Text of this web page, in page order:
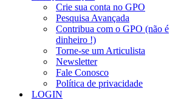
Crie sua conta no GPO
Pesquisa Avançada
Contribua com o GPO (não é
dinheiro !)
Torne-se um Articulista
Newsletter
Fale Conosco
Política de privacidade
LOGIN